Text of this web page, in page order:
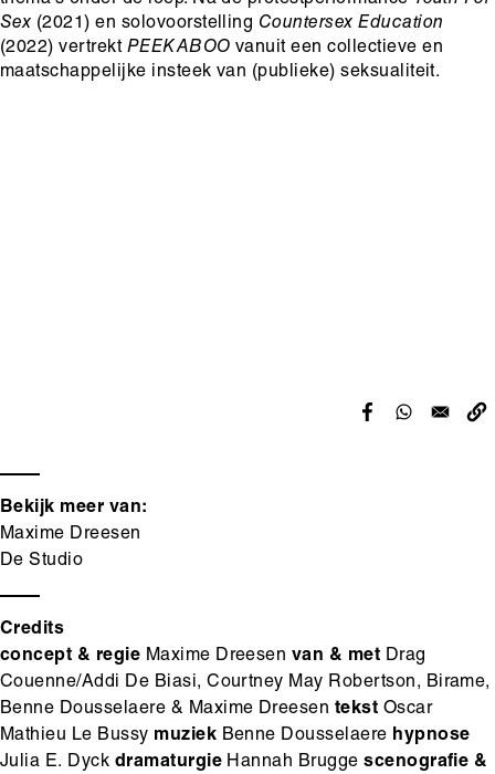
Sex (2021) en solovoorstelling Countersex Education
(2022) vertrekt PEEKABOO vanuit een collectieve en
maatschappelijke insteek van (publieke) seksualiteit.
Bekijk meer van:
Maxime Dreesen
De Studio
Credits
concept & regie Maxime Dreesen van & met Drag
Couenne/Addi De Biasi, Courtney May Robertson, Birame,
Benne Dousselaere & Maxime Dreesen tekst Oscar
Mathieu Le Bussy muziek Benne Dousselaere hypnose
Julia E. Dyck dramaturgieHannah Bruggescenografie &